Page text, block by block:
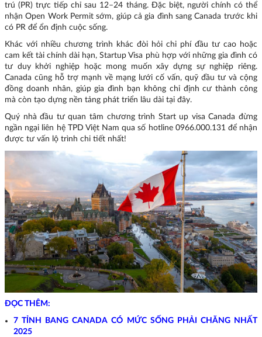
trú (PR) trực tiếp chỉ sau 12–24 tháng. Đặc biệt, người chính có thể
nhận Open Work Permit sớm, giúp cả gia đình sang Canada trước khi
có PR để ổn định cuộc sống.
Khác với nhiều chương trình khác đòi hỏi chi phí đầu tư cao hoặc
cam kết tài chính dài hạn, Startup Visa phù hợp với những gia đình có
tư duy khởi nghiệp hoặc mong muốn xây dựng sự nghiệp riêng.
Canada cũng hỗ trợ mạnh về mạng lưới cố vấn, quỹ đầu tư và cộng
đồng doanh nhân, giúp gia đình bạn không chỉ định cư thành công
mà còn tạo dựng nền tảng phát triển lâu dài tại đây.
Quý nhà đầu tư quan tâm chương trình Start up visa Canada đừng
ngần ngại liên hệ TPD Việt Nam qua số hotline 0966.000.131 để nhận
được tư vấn lộ trình chi tiết nhất!
ĐỌC THÊM:
7 TỈNH BANG CANADA CÓ MỨC SỐNG PHẢI CHĂNG NHẤT
2025